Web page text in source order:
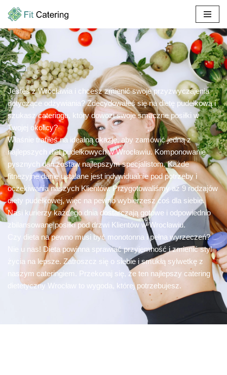
Przejdź
do
treści
Jesteś z Wrocławia i chcesz zmienić swoje przyzwyczajenia
dotyczące odżywiania? Zdecydowałeś się na dietę pudełkową i
szukasz cateringu, który dowozi swoje smaczne posiłki w
Twojej okolicy?
Właśnie trafiłeś na idealną okazję, aby zamówić jedną z
najlepszych diet pudełkowych w Wrocławiu. Komponowanie
pysznych dań zostaw najlepszym specjalistom. Każde
fitnezyjne danie ustalane jest indywidualnie pod potrzeby i
oczekiwania naszych Klientów. Przygotowaliśmy aż 9 rodzajów
diety pudełkowej, więc na pewno wybierzesz coś dla siebie.
Nasi kurierzy każdego dnia dostarczają gotowe i odpowiednio
zbilansowane posiłki pod drzwi Klientów w Wrocławiu.
Czy dieta na pewno musi być monotonna i pełna wyrzeczeń?
Nie u nas! Dieta powinna sprawiać przyjemność i zmienić styl
życia na lepsze. Zatroszcz się o siebie i smukłą sylwetkę z
naszym cateringiem. Przekonaj się, że ten najlepszy catering
dietetyczny Wrocław to wygoda, której potrzebujesz.